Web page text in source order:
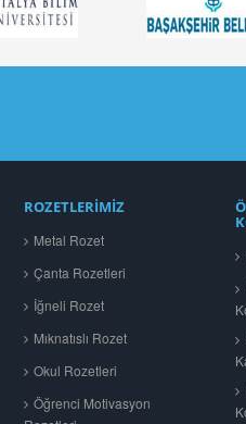
ROZETLERİMİZ
Metal Rozet
Çanta Rozetleri
İğneli Rozet
Mıknatıslı Rozet
Okul Rozetleri
Öğrenci Motivasyon